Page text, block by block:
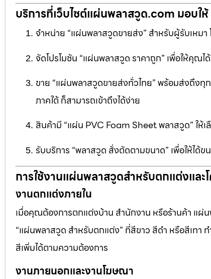
บริการที่เว็บไซต์แผ่นพลาสวูด.com มอบให้
จำหน่าย “แผ่นพลาสวูดขายส่ง” สำหรับผู้รับเหม
จัดโปรโมชัน “แผ่นพลาสวูด ราคาถูก” เพื่อให้คุณ
ขาย “แผ่นพลาสวูดขายส่งทั่วไทย” พร้อมส่งถึง
ภาคใต้ ก็สามารถเข้าถึงได้ง่าย
สินค้ามี “แผ่น PVC Foam Sheet พลาสวูด” ให้
รับบริการ “พลาสวูด สั่งตัดตามขนาด” เพื่อให้ได้ข
การใช้งานแผ่นพลาสวูดสำหรับตกแต่งและ
งานตกแต่งภายใน
เมื่อคุณต้องการตกแต่งบ้าน สำนักงาน หรือร้านค้า แผ่
“แผ่นพลาสวูด สำหรับตกแต่ง” ที่สีขาว สีดำ หรือสีเทา
สีเพิ่มได้ตามความต้องการ
งานภายนอกและงานโฆษณา